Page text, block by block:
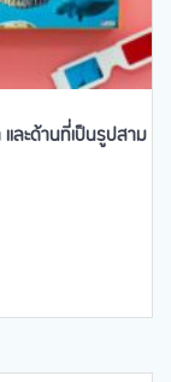
ละด้านที่เป็นรูปสาม